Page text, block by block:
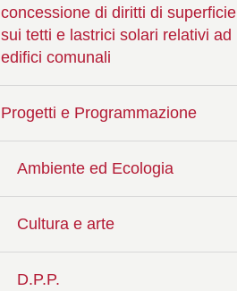
concessione di diritti di superficie
sui tetti e lastrici solari relativi ad
edifici comunali
Progetti e Programmazione
Ambiente ed Ecologia
Cultura e arte
D.P.P.